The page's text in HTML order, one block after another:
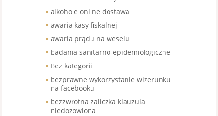
alkohole online dostawa
awaria kasy fiskalnej
awaria prądu na weselu
badania sanitarno-epidemiologiczne
Bez kategorii
bezprawne wykorzystanie wizerunku
na facebooku
bezzwrotna zaliczka klauzula
niedozowlona